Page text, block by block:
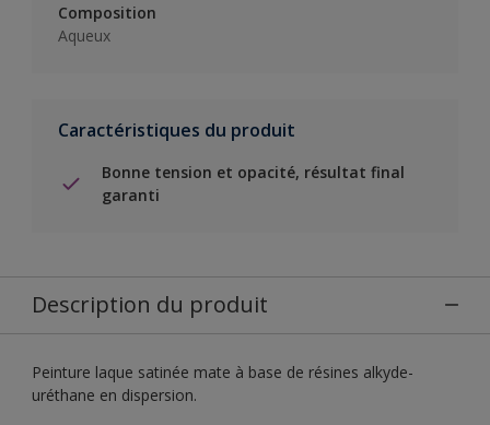
Composition
Aqueux
Caractéristiques du produit
Bonne tension et opacité, résultat final
garanti
Description du produit
Peinture laque satinée mate à base de résines alkyde-
uréthane en dispersion.